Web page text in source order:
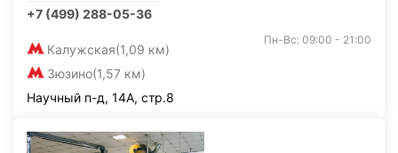
+7 (499) 288-05-36
Калужская(1,09 км)
Зюзино(1,57 км)
Пн-Вс: 09:00 - 21:00
Научный п-д, 14А, стр.8